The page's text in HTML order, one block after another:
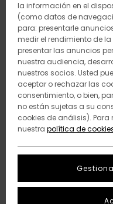
la información en el
(como datos de
para: presentarle
medir el rendimiento de
presentar las anuncios
nuestra audiencia,
nuestros socios. Usted
aceptar o rechazar las
consentimiento, o bien,
no están sujetas a su
cookies de análisis).
nuestra política de